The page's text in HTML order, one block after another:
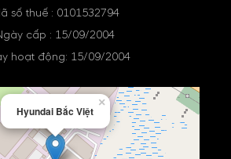
số thuế : 0101532794
cấp : 15/09/2004
hoạt động: 15/09/2004
Hyundai Bắc Việt
×